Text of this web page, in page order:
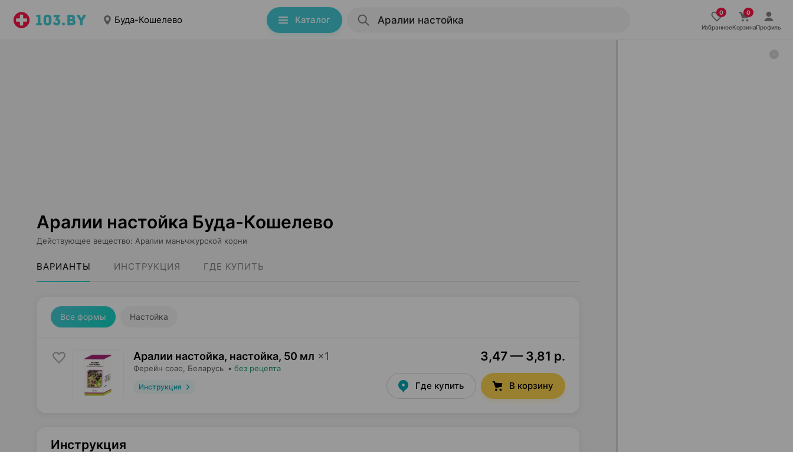
Буда-Кошелево Каталог
ИзбранноеКорзинаПрофиль
Аралии настойка Буда-Кошелево
Действующее вещество: Аралии маньчжурской корни
ВАРИАНТЫ ИНСТРУКЦИЯ ГДЕ КУПИТЬ
Все формы Настойка
Аралии настойка, настойка, 50 мл ×1
Ферейн соао , Беларусь • без рецепта
Инструкция
3,47 — 3,81 р.
Где купить В корзину
Инструкция